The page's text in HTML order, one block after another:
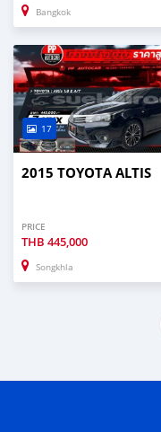
Bangkok
17
2015 TOYOTA ALTIS
PRICE
THB 445,000
Songkhla